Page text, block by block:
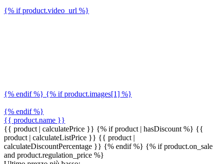
{% if product.video_url %}
{% endif %} {% if product.images[1] %}
{% endif %}
{{ product.name }}
{{ product | calculatePrice }} {% if product | hasDiscount %} {{
product | calculateListPrice }} {{ product |
calculateDiscountPercentage }} {% endif %} {% if product.on_sale
and product.regulation_price %}